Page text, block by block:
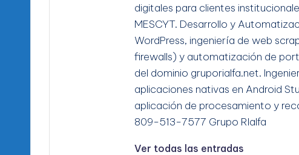
digitales para clientes
MESCYT. Desarrollo y
WordPress, ingeniería de web
firewalls) y automatización de
del dominio gruporialfa.net.
aplicaciones nativas en Android
aplicación de procesamiento y
809-513-7577 Grupo RIalfa
Ver todas las entradas